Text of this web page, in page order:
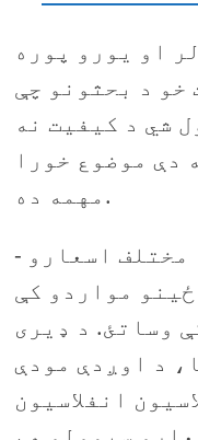
او یورو پوره
خو د بحثونو چې
شي د کيفيت نه
دې موضوع خورا
مهمه ده.
مختلف اسعارو -
مواردو کې
وساتئ. د ډیری
د اوږدې مودې
انفلاسیون